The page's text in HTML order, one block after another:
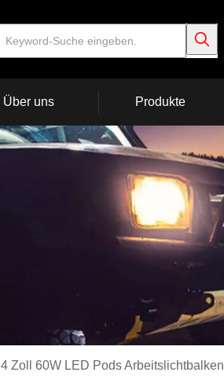
Über uns Produkte
4 Zoll 60W LED Pods Arbeitslichtbalken